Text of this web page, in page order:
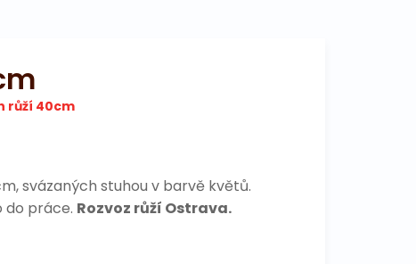
růží 40cm
svázaných stuhou v barvě květů.
do práce. Rozvoz růží Ostrava.